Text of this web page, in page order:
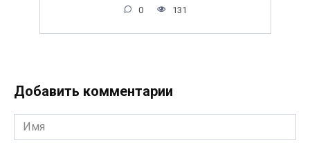
0 131
Добавить комментарии
Имя
*